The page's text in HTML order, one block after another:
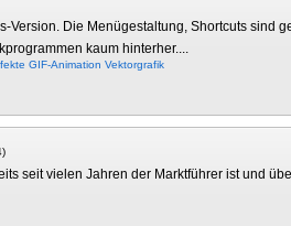
Version. Die Menügestaltung, Shortcuts sind
kaum hinterher....
GIF-Animation Vektorgrafik
seit vielen Jahren der Marktführer ist und